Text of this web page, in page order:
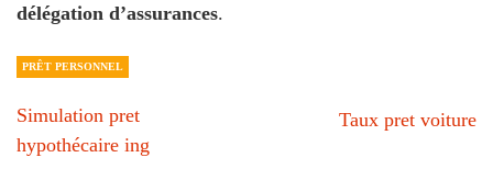
délégation d’assurances.
PRÊT PERSONNEL
Simulation pret
hypothécaire ing
Taux pret voiture